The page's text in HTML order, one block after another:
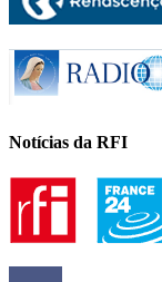
Notícias da RFI